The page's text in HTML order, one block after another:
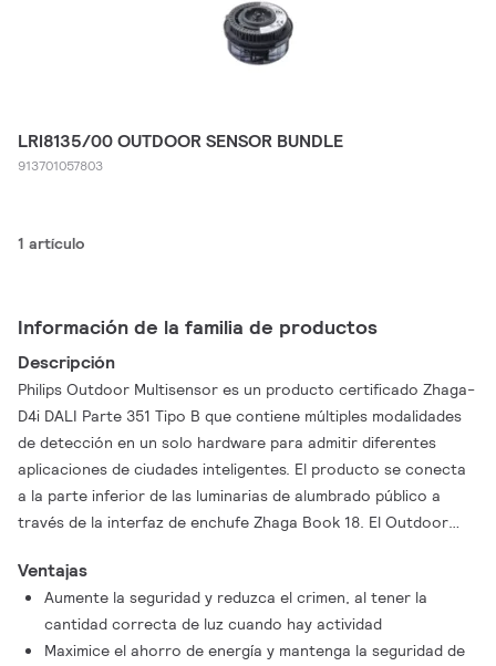
LRI8135/00 OUTDOOR SENSOR BUNDLE
913701057803
1 artículo
Información de la familia de productos
Descripción
Philips Outdoor Multisensor es un producto certificado Zhaga-
D4i DALI Parte 351 Tipo B que contiene múltiples modalidades
de detección en un solo hardware para admitir diferentes
aplicaciones de ciudades inteligentes. El producto se conecta
a la parte inferior de las luminarias de alumbrado público a
través de la interfaz de enchufe Zhaga Book 18. El Outdoor
LED DALI (SR/D4i). Puede operar de forma independiente o en
red local con múltiples sensores múltiples. la configuración del
sensor y la configuración de la agrupación de sensores, así
como las actualizaciones de firmware, se realizan a través de
Ventajas
Aumente la seguridad y reduzca el crimen, al tener la
cantidad correcta de luz cuando hay actividad
Maximice el ahorro de energía y mantenga la seguridad de